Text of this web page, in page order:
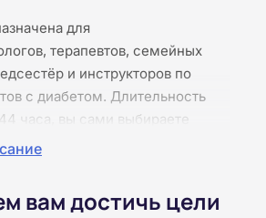
для
терапевтов, семейных
и инструкторов по
с диабетом. Длительность
часа, вы сами выбираете
занятий. Занятия проходят
типов диабета, научитесь
вам достичь цели